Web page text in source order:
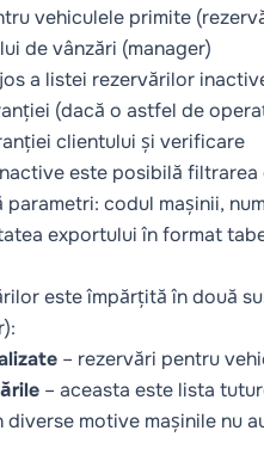
vehiculele primite
de vânzări (manager)
a listei rezervărilor
(dacă o astfel de
clientului și verificare
este posibilă
codul mașinii,
exportului în format
este împărțită în două
– rezervări pentru
– aceasta este lista
motive mașinile nu